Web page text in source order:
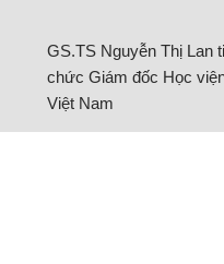
GS.TS Nguyễn Thị Lan
chức Giám đốc Học
Việt Nam